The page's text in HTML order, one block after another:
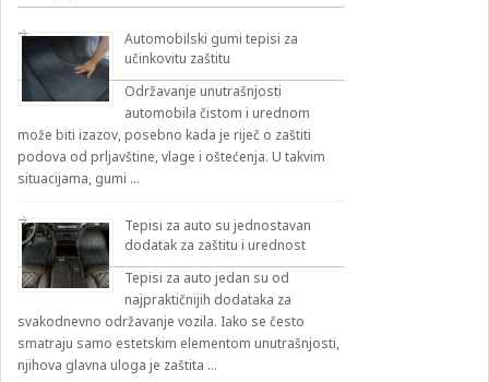
Automobilski gumi tepisi za
učinkovitu zaštitu
Održavanje unutrašnjosti
automobila čistom i urednom
može biti izazov, posebno kada je riječ o zaštiti
podova od prljavštine, vlage i oštećenja. U takvim
situacijama, gumi …
Tepisi za auto su jednostavan
dodatak za zaštitu i urednost
Tepisi za auto jedan su od
najpraktičnijih dodataka za
svakodnevno održavanje vozila. Iako se često
smatraju samo estetskim elementom unutrašnjosti,
njihova glavna uloga je zaštita …